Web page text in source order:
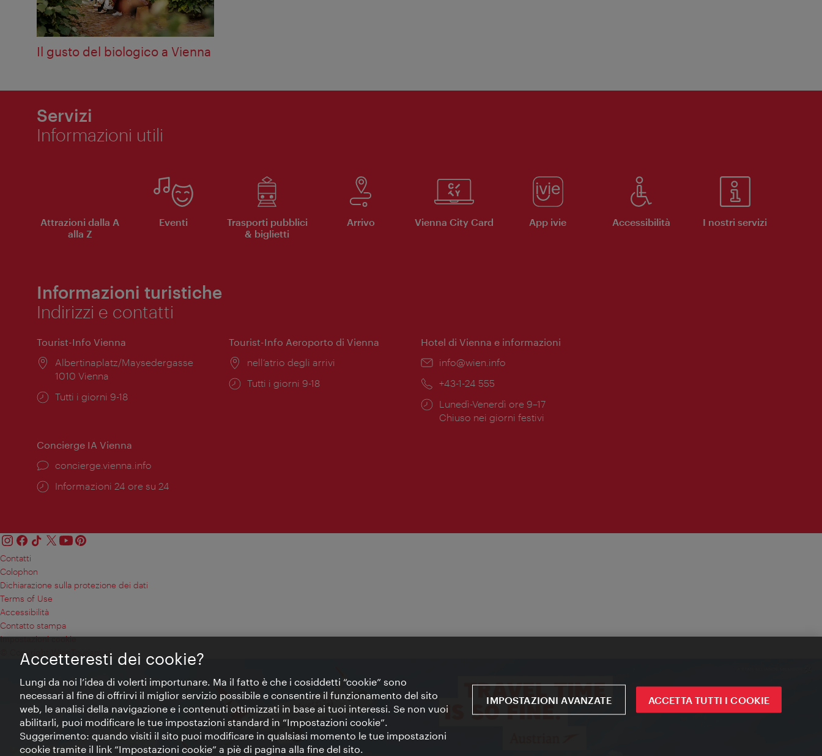
Il gusto del biologico a Vienna
Servizi
Informazioni utili
Attrazioni dalla A
alla Z
Eventi
Trasporti pubblici
& biglietti
Arrivo Vienna City Card App ivie Accessibilità I nostri servizi
Informazioni turistiche
Indirizzi e contatti
Tourist-Info Vienna
Posizione:
Albertinaplatz/Maysedergasse
1010 Vienna
Orari
Tutti i giorni 9-18
Tourist-Info Aeroporto di Vienna
Posizione:
nell’atrio degli arrivi
Orari
Tutti i giorni 9-18
Hotel di Vienna e informazioni
Email:
info@wien.info
Telefono:
+43-1-24 555
Orari
di
Lunedì-Venerdì ore 9–17
Chiuso nei giorni festivi
Concierge IA Vienna
Ort:
concierge.vienna.info
Öffnungszeiten:
Informazioni 24 ore su 24
Contatti
Colophon
Dichiarazione sulla protezione dei dati
Terms of Use
Accessibilità
Contatto stampa
Impostazioni cookie
© Copyright WienTourismus
Accetteresti dei cookie?
Lungi da noi l’idea di volerti importunare. Ma il fatto è che i cosiddetti “cookie” sono
necessari al fine di offrirvi il miglior servizio possibile e consentire il funzionamento del sito
web, le analisi della navigazione e i contenuti ottimizzati in base ai tuoi interessi. Se non vuoi
abilitarli, puoi modificare le tue impostazioni standard in “Impostazioni cookie”.
Suggerimento: quando visiti il sito puoi modificare in qualsiasi momento le tue impostazioni
cookie tramite il link “Impostazioni cookie” a piè di pagina alla fine del sito.
IMPOSTAZIONI AVANZATE ACCETTA TUTTI I COOKIE